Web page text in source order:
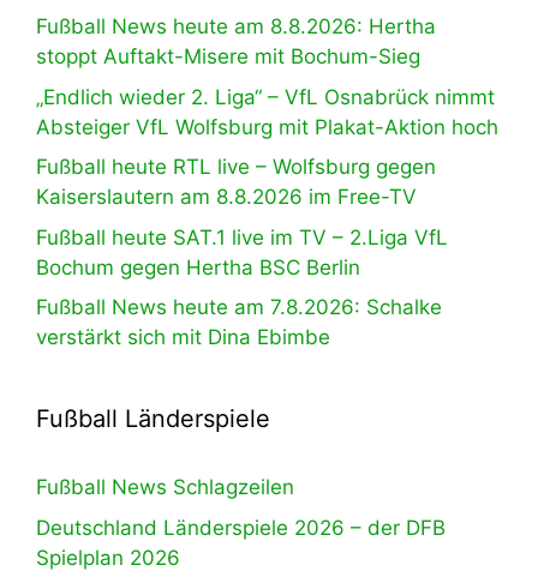
Fußball News heute am 8.8.2026: Hertha
stoppt Auftakt-Misere mit Bochum-Sieg
„Endlich wieder 2. Liga“ – VfL Osnabrück nimmt
Absteiger VfL Wolfsburg mit Plakat-Aktion hoch
Fußball heute RTL live – Wolfsburg gegen
Kaiserslautern am 8.8.2026 im Free-TV
Fußball heute SAT.1 live im TV – 2.Liga VfL
Bochum gegen Hertha BSC Berlin
Fußball News heute am 7.8.2026: Schalke
verstärkt sich mit Dina Ebimbe
Fußball Länderspiele
Fußball News Schlagzeilen
Deutschland Länderspiele 2026 – der DFB
Spielplan 2026